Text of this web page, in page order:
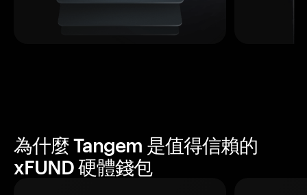
為什麼 Tangem 是值得信賴的
xFUND 硬體錢包